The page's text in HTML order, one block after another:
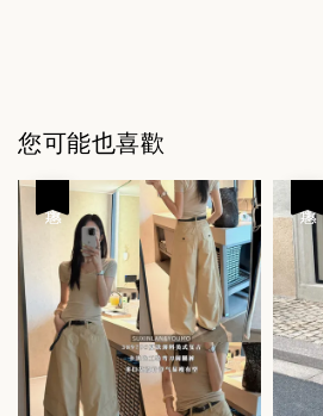
您可能也喜歡